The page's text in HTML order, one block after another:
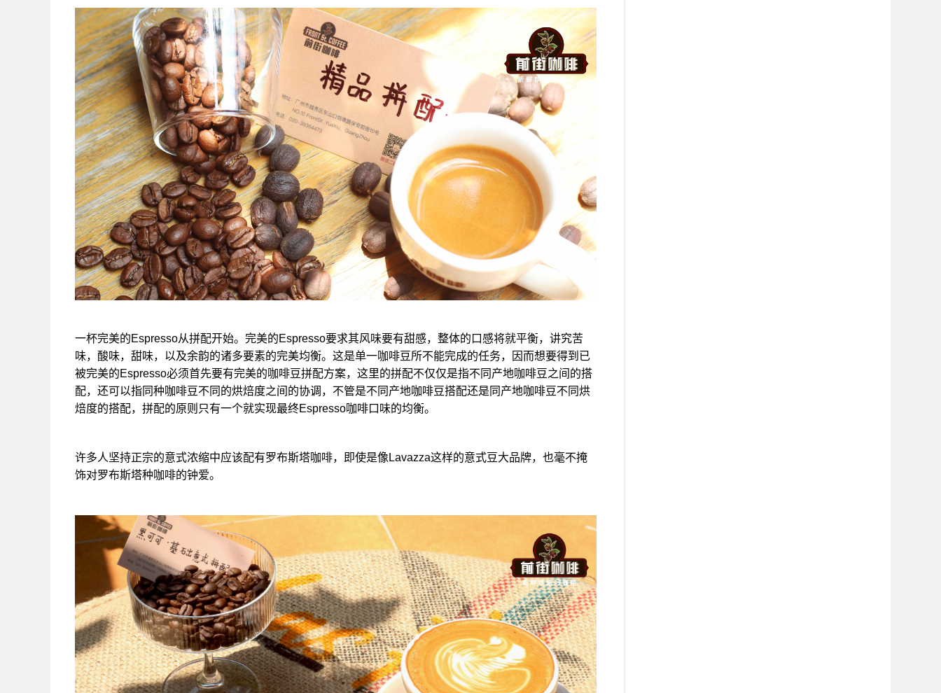
一杯完美的Espresso从拼配开始。完美的Espresso要求其风味要有甜感，整体的口感将就平衡，讲究苦
味，酸味，甜味，以及余韵的诸多要素的完美均衡。这是单一咖啡豆所不能完成的任务，因而想要得到已
被完美的Espresso必须首先要有完美的咖啡豆拼配方案，这里的拼配不仅仅是指不同产地咖啡豆之间的搭
配，还可以指同种咖啡豆不同的烘焙度之间的协调，不管是不同产地咖啡豆搭配还是同产地咖啡豆不同烘
焙度的搭配，拼配的原则只有一个就实现最终Espresso咖啡口味的均衡。
许多人坚持正宗的意式浓缩中应该配有罗布斯塔咖啡，即使是像Lavazza这样的意式豆大品牌，也毫不掩
饰对罗布斯塔种咖啡的钟爱。